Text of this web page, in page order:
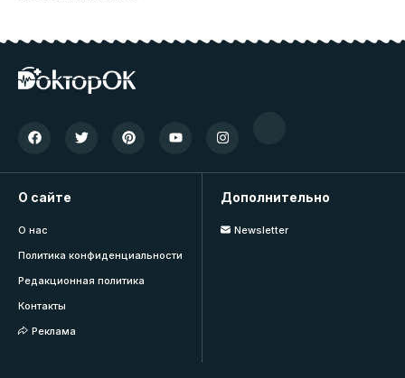
О сайте
О нас
Политика конфиденциальности
Редакционная политика
Контакты
Реклама
Дополнительно
Newsletter